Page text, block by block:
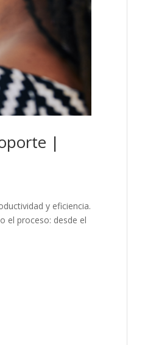
|
y eficiencia.
el proceso: desde el